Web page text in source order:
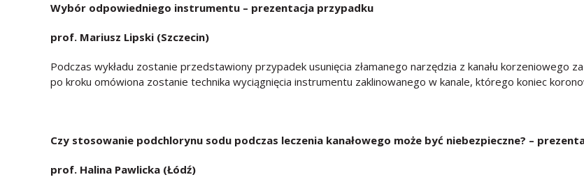
Wybór odpowiedniego instrumentu – prezentacja przypadku
prof. Mariusz Lipski (Szczecin)
Podczas wykładu zostanie przedstawiony przypadek usunięcia złamanego narzędzia z kanału korzeniowego
po kroku omówiona zostanie technika wyciągnięcia instrumentu zaklinowanego w kanale, którego koniec
Czy stosowanie podchlorynu sodu podczas leczenia kanałowego może być niebezpieczne? –
prof. Halina Pawlicka (Łódź)